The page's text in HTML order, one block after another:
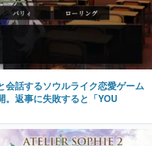
会話するソウルライク恋愛ゲーム
。返事に失敗すると「YOU